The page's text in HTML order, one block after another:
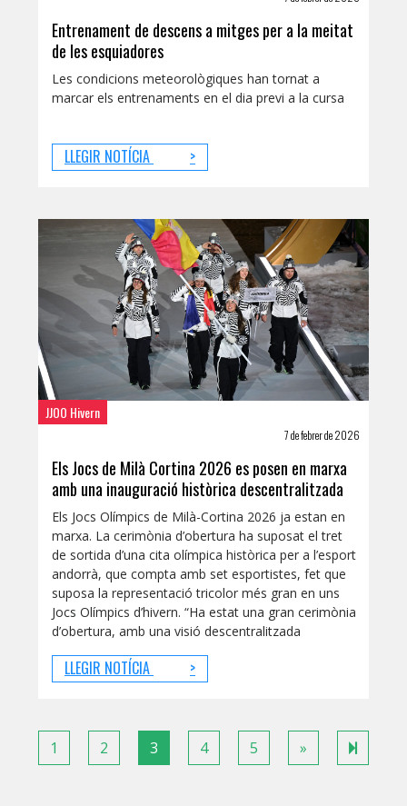
Entrenament de descens a mitges per a la meitat
de les esquiadores
Les condicions meteorològiques han tornat a
marcar els entrenaments en el dia previ a la cursa
LLEGIR NOTÍCIA >
JJOO Hivern
7 de febrer de 2026
Els Jocs de Milà Cortina 2026 es posen en marxa
amb una inauguració històrica descentralitzada
Els Jocs Olímpics de Milà-Cortina 2026 ja estan en
marxa. La cerimònia d’obertura ha suposat el tret
de sortida d’una cita olímpica històrica per a l’esport
andorrà, que compta amb set esportistes, fet que
suposa la representació tricolor més gran en uns
Jocs Olímpics d’hivern. “Ha estat una gran cerimònia
d’obertura, amb una visió descentralitzada
LLEGIR NOTÍCIA >
1 2 3 4 5 »
page
68